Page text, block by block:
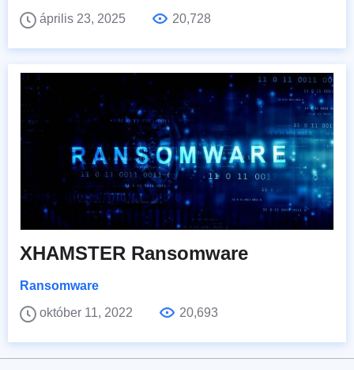
április 23, 2025
20,728
XHAMSTER Ransomware
Ransomware
október 11, 2022
20,693